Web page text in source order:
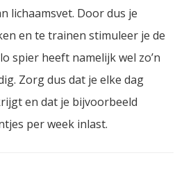
lichaamsvet. Door dus je
en te trainen stimuleer je de
spier heeft namelijk wel zo’n
Zorg dus dat je elke dag
en dat je bijvoorbeeld
per week inlast.